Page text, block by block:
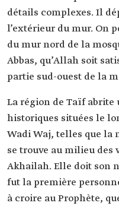
détails complexes. Il
l’extérieur du mur. On
du mur nord de la
Abbas, qu’Allah soit
partie sud-ouest de la
La région de Taïf abrite
historiques situées le
Wadi Waj, telles que la
se trouve au milieu des
Akhailah. Elle doit son
fut la première
à croire au Prophète,